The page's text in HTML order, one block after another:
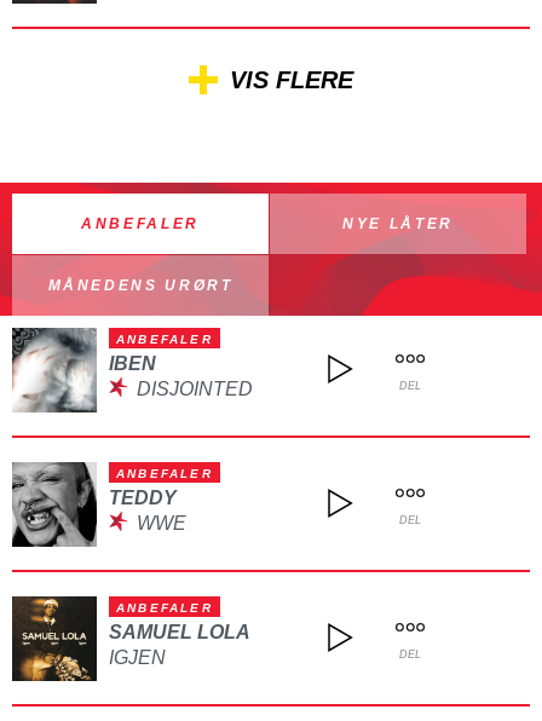
VIS FLERE
ANBEFALER NYE LÅTER
MÅNEDENS URØRT
ANBEFALER
IBEN
DISJOINTED
DEL
ANBEFALER
TEDDY
WWE
DEL
ANBEFALER
SAMUEL LOLA
IGJEN
DEL